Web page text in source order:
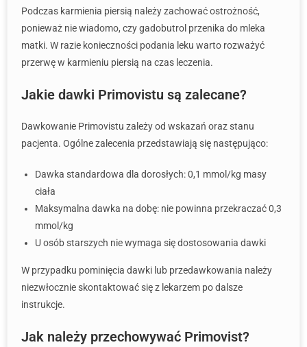
Podczas karmienia piersią należy zachować ostrożność,
ponieważ nie wiadomo, czy gadobutrol przenika do mleka
matki. W razie konieczności podania leku warto rozważyć
przerwę w karmieniu piersią na czas leczenia.
Jakie dawki Primovistu są zalecane?
Dawkowanie Primovistu zależy od wskazań oraz stanu
pacjenta. Ogólne zalecenia przedstawiają się następująco:
Dawka standardowa dla dorosłych: 0,1 mmol/kg masy
ciała
Maksymalna dawka na dobę: nie powinna przekraczać 0,3
mmol/kg
U osób starszych nie wymaga się dostosowania dawki
W przypadku pominięcia dawki lub przedawkowania należy
niezwłocznie skontaktować się z lekarzem po dalsze
instrukcje.
Jak należy przechowywać Primovist?